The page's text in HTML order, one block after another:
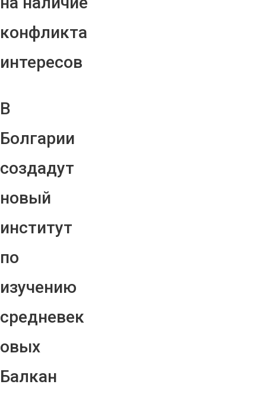
конфликта
интересов
В
Болгарии
создадут
новый
институт
по
изучению
средневек
овых
Балкан